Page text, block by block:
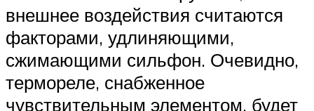
внешнее воздействия считаются
факторами, удлиняющими,
сжимающими сильфон. Очевидно,
термореле, снабженное
чувствительным элементом, будет